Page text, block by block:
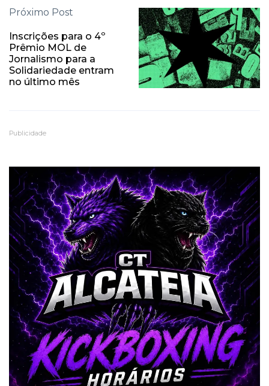
Próximo Post
Inscrições para o 4º
Prêmio MOL de
Jornalismo para a
Solidariedade entram
no último mês
Publicidade